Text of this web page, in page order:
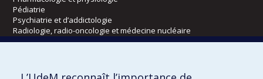
Pédiatrie
Psychiatrie et d’addictologie
Radiologie, radio-oncologie et médecine nucléaire